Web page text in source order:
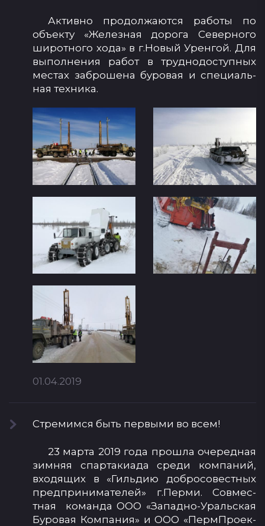
Ак­тив­но про­дол­жа­ют­ся ра­бо­ты по
объ­ек­ту «Же­лез­ная до­ро­га Се­вер­но­го
ши­рот­но­го хо­да» в г.Но­вый Урен­гой. Для
вы­пол­не­ния ра­бот в труд­но­дос­туп­ных
мес­тах заб­ро­ше­на бу­ро­вая и спе­ци­аль­
ная тех­ни­ка.
01.04.2019
Стре­мим­ся быть пер­вы­ми во всем!
23 мар­та 2019 го­да прош­ла оче­ред­ная
зим­няя спар­та­ки­ада сре­ди ком­па­ний,
вхо­дя­щих в «Гиль­дию доб­ро­со­вес­тных
пред­при­ни­ма­те­лей» г.Пер­ми. Сов­мес­
тная ко­ман­да О­ОО «За­пад­но-Ураль­ская
Бу­ро­вая Ком­па­ния» и О­ОО «Перм­Про­ек­